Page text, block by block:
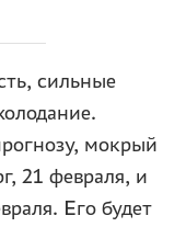
сильные
мокрый
21 февраля, и
Его будет